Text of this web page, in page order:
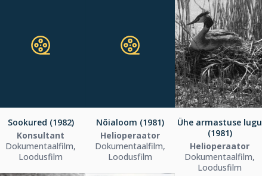
Sookured (1982)
Konsultant
Dokumentaalfilm,
Loodusfilm
Nõialoom (1981)
Helioperaator
Dokumentaalfilm,
Loodusfilm
Ühe armastuse lugu
(1981)
Helioperaator
Dokumentaalfilm,
Loodusfilm